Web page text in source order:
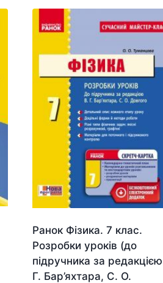
Ранок Фізика. 7 клас.
Розробки уроків (до
підручника за
Г. Бар’яхтара, С. О.